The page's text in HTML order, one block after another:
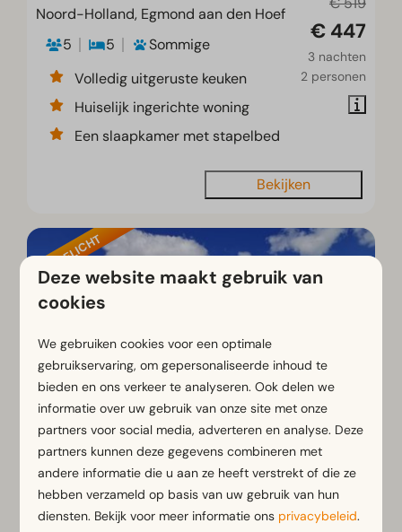
€ 447
3 nachten
2 personen
Noord-Holland, Egmond aan den Hoef
5
5
Sommige
Volledig uitgeruste keuken
Huiselijk ingerichte woning
Een slaapkamer met stapelbed
Bekijken
UITGELICHT
€ 451
€ 390
3 nachten
Chalet Basic 4 personen
Noord-Holland, Egmond aan den Hoef
4
4
Sommige
Deze website maakt gebruik van
cookies
We gebruiken cookies voor een optimale
gebruikservaring, om gepersonaliseerde inhoud te
bieden en ons verkeer te analyseren. Ook delen we
informatie over uw gebruik van onze site met onze
partners voor social media, adverteren en analyse. Deze
partners kunnen deze gegevens combineren met
andere informatie die u aan ze heeft verstrekt of die ze
hebben verzameld op basis van uw gebruik van hun
diensten. Bekijk voor meer informatie ons privacybeleid.